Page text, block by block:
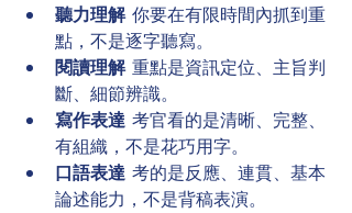
聽力理解
  你要在有限時間內抓到重
點，不是逐字聽寫。
閱讀理解
  重點是資訊定位、主旨判
斷、細節辨識。
寫作表達
  考官看的是清晰、完整、
有組織，不是花巧用字。
口語表達
  考的是反應、連貫、基本
論述能力，不是背稿表演。